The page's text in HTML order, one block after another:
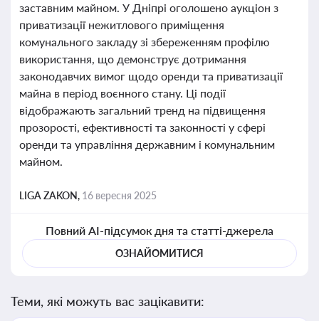
заставним майном. У Дніпрі оголошено аукціон з
приватизації нежитлового приміщення
комунального закладу зі збереженням профілю
використання, що демонструє дотримання
законодавчих вимог щодо оренди та приватизації
майна в період воєнного стану. Ці події
відображають загальний тренд на підвищення
прозорості, ефективності та законності у сфері
оренди та управління державним і комунальним
майном.
LIGA ZAKON, 16 вересня 2025
Повний AI-підсумок дня та статті-джерела
ОЗНАЙОМИТИСЯ
Теми, які можуть вас зацікавити: